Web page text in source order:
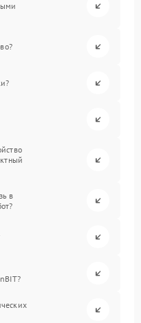
в